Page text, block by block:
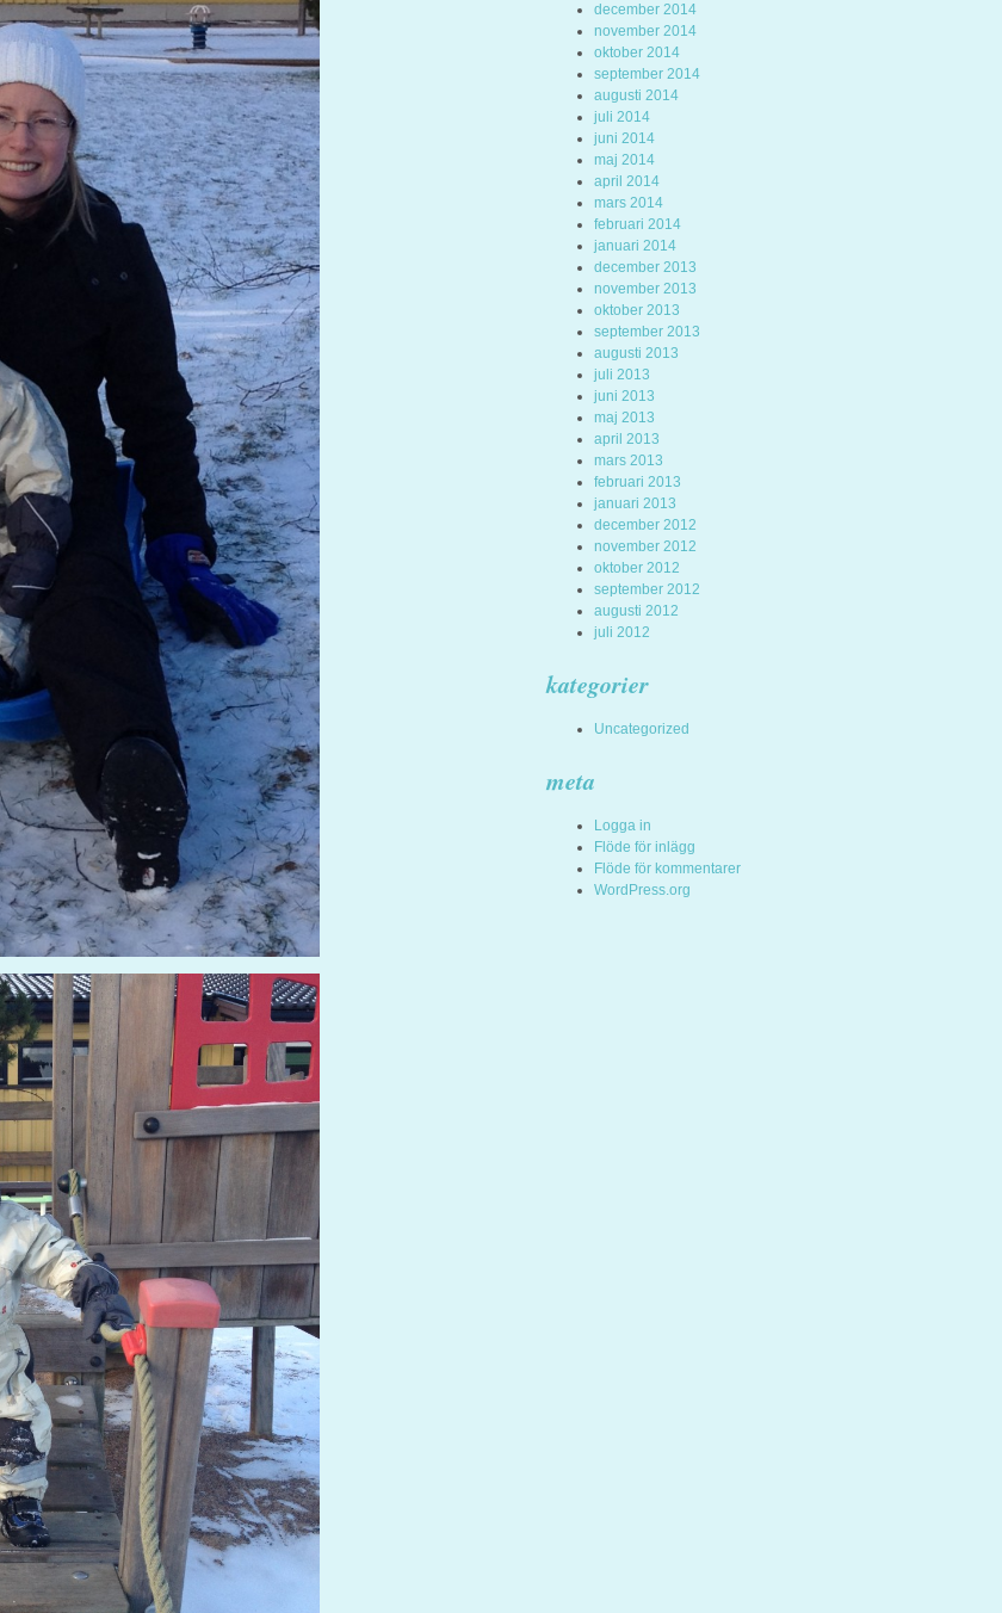
december 2014
november 2014
oktober 2014
september 2014
augusti 2014
juli 2014
juni 2014
maj 2014
april 2014
mars 2014
februari 2014
januari 2014
december 2013
november 2013
oktober 2013
september 2013
augusti 2013
juli 2013
juni 2013
maj 2013
april 2013
mars 2013
februari 2013
januari 2013
december 2012
november 2012
oktober 2012
september 2012
augusti 2012
juli 2012
kategorier
Uncategorized
meta
Logga in
Flöde för inlägg
Flöde för kommentarer
WordPress.org